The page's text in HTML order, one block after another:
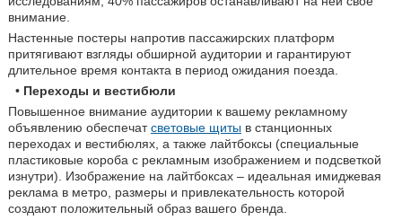
внимание.
Настенные постеры напротив пассажирских платформ
притягивают взгляды обширной аудитории и гарантируют
длительное время контакта в период ожидания поезда.
• Переходы и вестибюли
Повышенное внимание аудитории к вашему рекламному
объявлению обеспечатсветовые щитыв станционных
переходах и вестибюлях, а также лайтбоксы (специальные
пластиковые короба с рекламным изображением и подсветкой
изнутри). Изображение на лайтбоксах – идеальная имиджевая
реклама в метро, размеры и привлекательность которой
создают положительный образ вашего бренда.